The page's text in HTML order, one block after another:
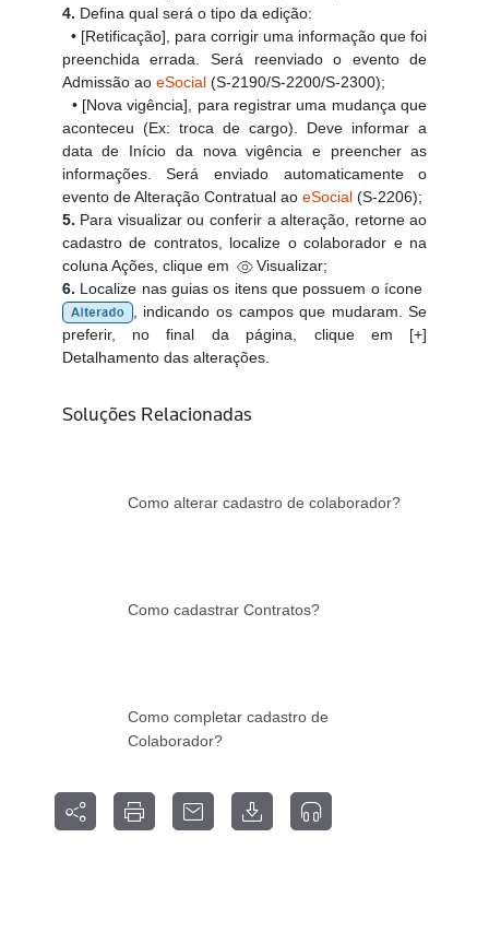
4. Defina qual será o tipo da edição:
• [Retificação], para corrigir uma informação que foi
preenchida errada. Será reenviado o evento de
Admissão ao eSocial(S-2190/S-2200/S-2300);
• [Nova vigência], para registrar uma mudança que
aconteceu (Ex: troca de cargo). Deve informar a
data de Início da nova vigência e preencher as
informações. Será enviado automaticamente o
evento de Alteração Contratual ao eSocial(S-2206);
5. Para visualizar ou conferir a alteração, retorne ao
cadastro de contratos, localize o colaborador e na
coluna Ações, clique em
Visualizar;
6. Localize nas guias os itens que possuem o ícone
, indicando os campos que mudaram. Se
preferir, no final da página, clique em [+]
Detalhamento das alterações.
Soluções Relacionadas
Como alterar cadastro de colaborador?
Como cadastrar Contratos?
Como completar cadastro de
Colaborador?